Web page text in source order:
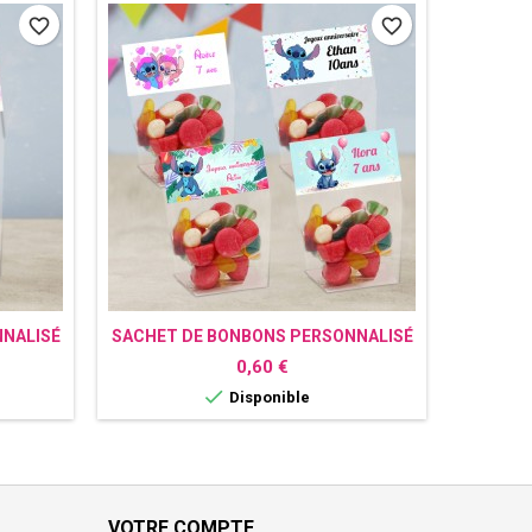
favorite_border
SACHET DE BONBONS PERSONNALISÉ
STITCH
Prix
0,60 €
 Disponible
favorite_border